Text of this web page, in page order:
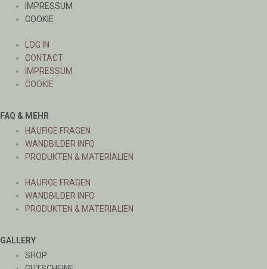
IMPRESSUM
COOKIE
LOG IN
CONTACT
IMPRESSUM
COOKIE
FAQ & MEHR
HÄUFIGE FRAGEN
WANDBILDER INFO
PRODUKTEN & MATERIALIEN
HÄUFIGE FRAGEN
WANDBILDER INFO
PRODUKTEN & MATERIALIEN
GALLERY
SHOP